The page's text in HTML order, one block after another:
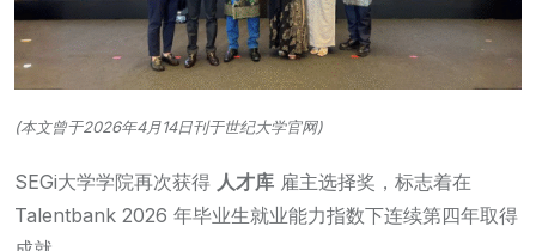
(本文曾于2026年4月14日刊于世纪大学官网)
SEGi大学学院再次获得 人才库 雇主选择奖，标志着在
Talentbank 2026 年毕业生就业能力指数下连续第四年取得